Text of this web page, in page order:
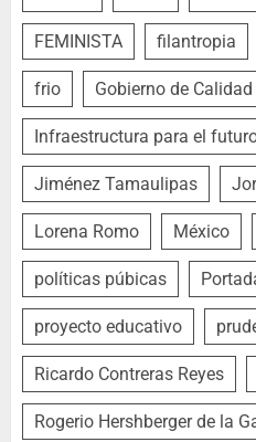
FEMINISTA filantropia
frio Gobierno de Calidad
Infraestructura para el
Jiménez Tamaulipas
Lorena Romo México
políticas púbicas
proyecto educativo
Ricardo Contreras Reyes
Rogerio Hershberger de la